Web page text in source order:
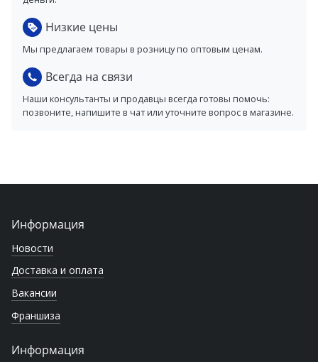
Низкие цены
Мы предлагаем товары в розницу по оптовым ценам.
Всегда на связи
Наши консультанты и продавцы всегда готовы помочь:
позвоните, напишите в чат или уточните вопрос в магазине.
Информация
Новости
Доставка и оплата
Вакансии
Франшиза
Информация